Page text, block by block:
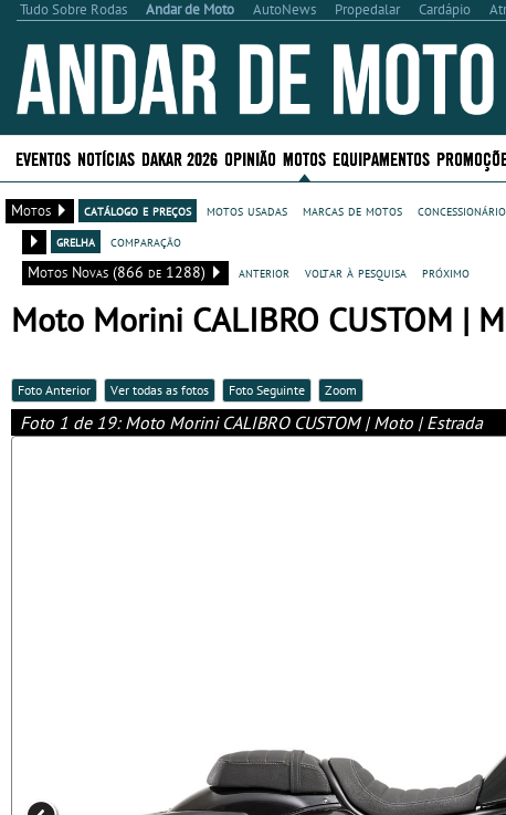
Tudo Sobre Rodas Andar de Moto AutoNews Propedalar Cardápio
EVENTOS NOTÍCIAS DAKAR 2026 OPINIÃO MOTOS EQUIPAMENTOS
Motos catálogo e preços motos usadas marcas de motos
grelha
comparação
Motos Novas (866 de 1288)
anterior voltar à pesquisa próximo
Moto Morini CALIBRO CUSTOM |
Foto Anterior Ver todas as fotos Foto Seguinte Zoom
Foto 1 de 19: Moto Morini CALIBRO CUSTOM | Moto | Estrada